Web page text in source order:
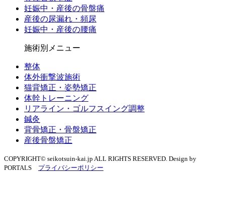
妊娠中・産後の骨盤痛
産後の尿漏れ・頻尿
妊娠中・産後の腰痛
施術別メニュー
整体
体外衝撃波施術
猫背矯正・姿勢矯正
体幹トレーニング
リアライン・ゴルフスイング調整
鍼灸
背骨矯正・骨盤矯正
産後骨盤矯正
COPYRIGHT© seikotsuin-kai.jp ALL RIGHTS RESERVED. Design by
PORTALS プライバシーポリシー